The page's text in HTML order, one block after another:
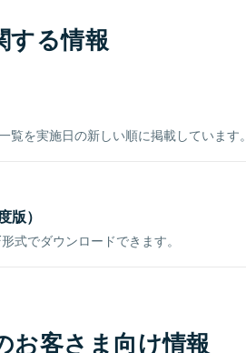
する情報
覧を実施日の新しい順に掲載しています。
版）
式でダウンロードできます。
お客さま向け情報